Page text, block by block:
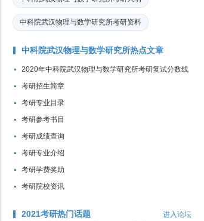
中科院武汉物理与数学研究所考研资料
中科院武汉物理与数学研究所热点文章
2020年中科院武汉物理与数学研究所考研复试分数线
考研招生简章
考研专业目录
考研参考书目
考研成绩查询
考研专业介绍
考研学费奖助
考研院校资讯
2021考研热门话题
进入论坛